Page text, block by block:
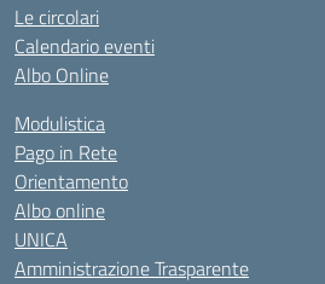
Le circolari
Calendario eventi
Albo Online
Modulistica
Pago in Rete
Orientamento
Albo online
UNICA
Amministrazione Trasparente